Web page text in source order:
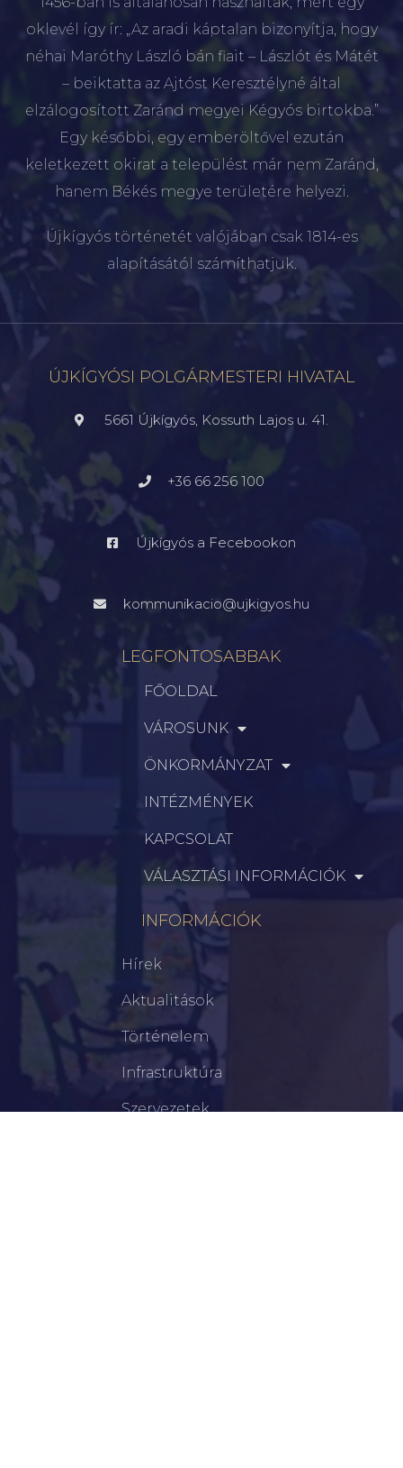
oklevél így ír: „Az aradi káptalan bizonyítja, hogy
néhai Maróthy László bán fiait – Lászlót és Mátét
– beiktatta az Ajtóst Keresztélyné által
elzálogosított Zaránd megyei Kégyós birtokba.”
Egy későbbi, egy emberöltővel ezután
keletkezett okirat a települést már nem Zaránd,
hanem Békés megye területére helyezi.
Újkígyós történetét valójában csak 1814-es
alapításától számíthatjuk.
ÚJKÍGYÓSI POLGÁRMESTERI HIVATAL
5661 Újkígyós, Kossuth Lajos u. 41.
+36 66 256 100
Újkígyós a Fecebookon
kommunikacio@ujkigyos.hu
LEGFONTOSABBAK
FŐOLDAL
VÁROSUNK
ÖNKORMÁNYZAT
INTÉZMÉNYEK
KAPCSOLAT
VÁLASZTÁSI INFORMÁCIÓK
INFORMÁCIÓK
Hírek
Aktualitások
Történelem
Infrastruktúra
Szervezetek